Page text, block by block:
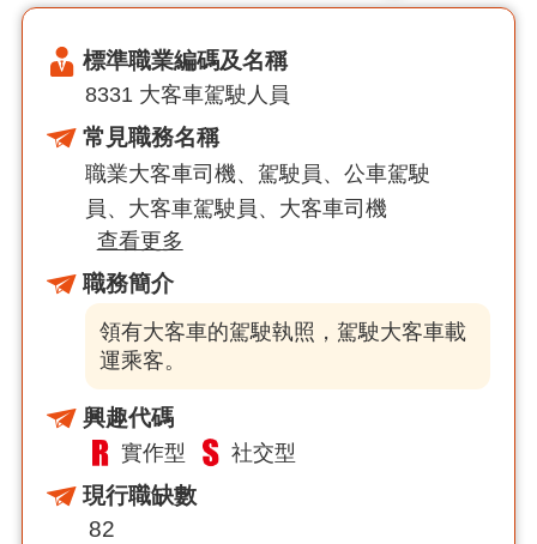
標準職業編碼及名稱
8331 大客車駕駛人員
常見職務名稱
職業大客車司機 駕駛員
公車駕駛
員
大客車駕駛員
大客車司機
查看更多
職務簡介
領有大客車的駕駛執照，駕駛大客車載
運乘客。
興趣代碼
實作型 社交型
現行職缺數
82